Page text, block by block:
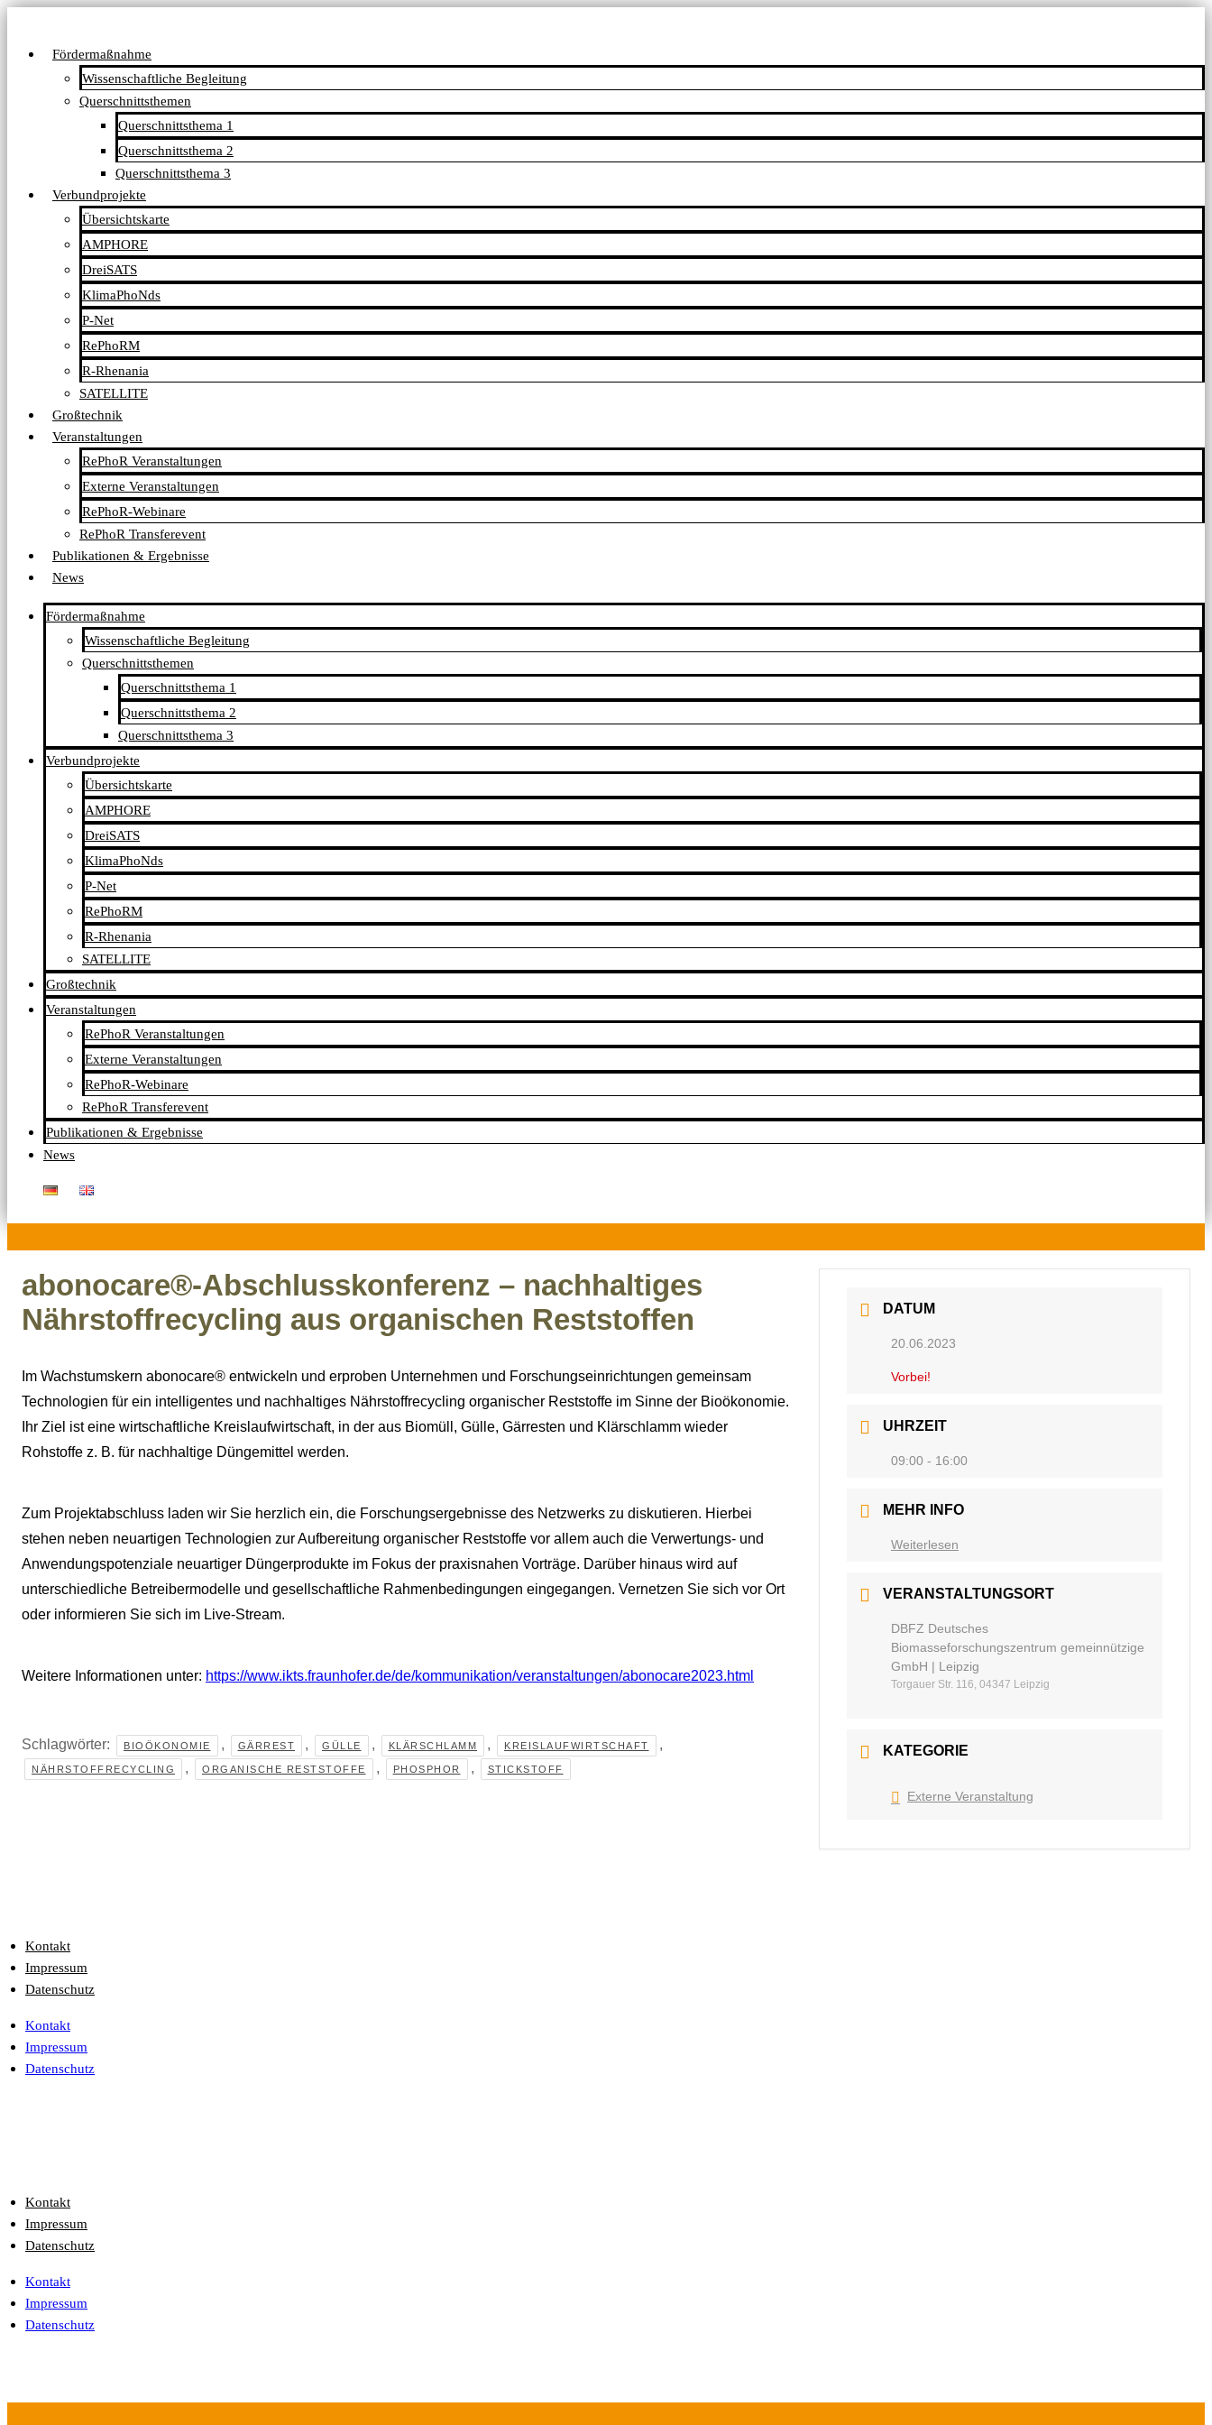
Fördermaßnahme
Wissenschaftliche Begleitung
Querschnittsthemen
Querschnittsthema 1
Querschnittsthema 2
Querschnittsthema 3
Verbundprojekte
Übersichtskarte
AMPHORE
DreiSATS
KlimaPhoNds
P-Net
RePhoRM
R-Rhenania
SATELLITE
Großtechnik
Veranstaltungen
RePhoR Veranstaltungen
Externe Veranstaltungen
RePhoR-Webinare
RePhoR Transferevent
Publikationen & Ergebnisse
News
Fördermaßnahme
Wissenschaftliche Begleitung
Querschnittsthemen
Querschnittsthema 1
Querschnittsthema 2
Querschnittsthema 3
Verbundprojekte
Übersichtskarte
AMPHORE
DreiSATS
KlimaPhoNds
P-Net
RePhoRM
R-Rhenania
SATELLITE
Großtechnik
Veranstaltungen
RePhoR Veranstaltungen
Externe Veranstaltungen
RePhoR-Webinare
RePhoR Transferevent
Publikationen & Ergebnisse
News
abonocare®-Abschlusskonferenz – nachhaltiges
Nährstoffrecycling aus organischen Reststoffen
Im Wachstumskern abonocare® entwickeln und erproben Unternehmen und Forschungseinrichtungen gemeinsam
Technologien für ein intelligentes und nachhaltiges Nährstoffrecycling organischer Reststoffe im Sinne der Bioökonomie.
Ihr Ziel ist eine wirtschaftliche Kreislaufwirtschaft, in der aus Biomüll, Gülle, Gärresten und Klärschlamm wieder
Rohstoffe z. B. für nachhaltige Düngemittel werden.
Zum Projektabschluss laden wir Sie herzlich ein, die Forschungsergebnisse des Netzwerks zu diskutieren. Hierbei
stehen neben neuartigen Technologien zur Aufbereitung organischer Reststoffe vor allem auch die Verwertungs- und
Anwendungspotenziale neuartiger Düngerprodukte im Fokus der praxisnahen Vorträge. Darüber hinaus wird auf
unterschiedliche Betreibermodelle und gesellschaftliche Rahmenbedingungen eingegangen. Vernetzen Sie sich vor Ort
oder informieren Sie sich im Live-Stream.
Weitere Informationen unter: https://www.ikts.fraunhofer.de/de/kommunikation/veranstaltungen/abonocare2023.html
Schlagwörter: BIOÖKONOMIE , GÄRREST , GÜLLE , KLÄRSCHLAMM , KREISLAUFWIRTSCHAFT ,
NÄHRSTOFFRECYCLING , ORGANISCHE RESTSTOFFE , PHOSPHOR , STICKSTOFF
DATUM
20.06.2023
Vorbei!
UHRZEIT
09:00 - 16:00
MEHR INFO
Weiterlesen
VERANSTALTUNGSORT
DBFZ Deutsches
Biomasseforschungszentrum gemeinnützige
GmbH | Leipzig
Torgauer Str. 116, 04347 Leipzig
KATEGORIE
Externe Veranstaltung
Kontakt
Impressum
Datenschutz
Kontakt
Impressum
Datenschutz
Kontakt
Impressum
Datenschutz
Kontakt
Impressum
Datenschutz